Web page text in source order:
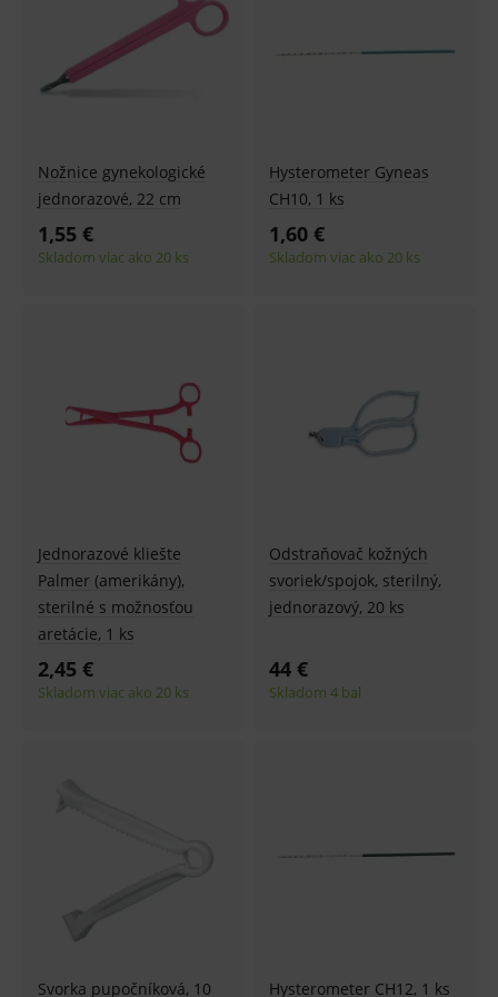
Nožnice gynekologické
jednorazové, 22 cm
1,55 €
Skladom viac ako 20 ks
Hysterometer Gyneas
CH10, 1 ks
1,60 €
Skladom viac ako 20 ks
Jednorazové kliešte
Palmer (amerikány),
sterilné s možnosťou
aretácie, 1 ks
2,45 €
Skladom viac ako 20 ks
Odstraňovač kožných
svoriek/spojok, sterilný,
jednorazový, 20 ks
44 €
Skladom 4 bal
Svorka pupočníková, 10
Hysterometer CH12, 1 ks